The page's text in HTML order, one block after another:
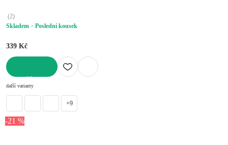
(2)
Skladem
Poslední kousek
339 Kč
další varianty
+9
-21 %